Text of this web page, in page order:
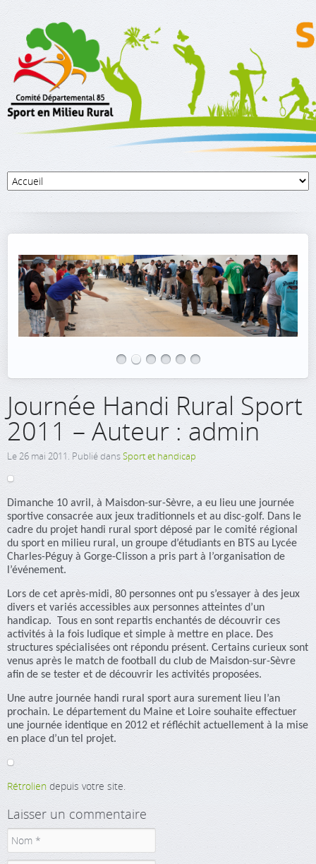
Journée Handi Rural Sport
2011 – Auteur : admin
Le26 mai 2011. Publié dansSport et handicap
Dimanche 10 avril, à Maisdon-sur-Sèvre, a eu lieu une journée
sportive consacrée aux jeux traditionnels et au disc-golf. Dans le
cadre du projet handi rural sport déposé par le comité régional
du sport en milieu rural, un groupe d’étudiants en BTS au Lycée
Charles-Péguy à Gorge-Clisson a pris part à l’organisation de
l’événement.
Lors de cet après-midi, 80 personnes ont pu s’essayer à des jeux
divers et variés accessibles aux personnes atteintes d’un
handicap. Tous en sont repartis enchantés de découvrir ces
activités à la fois ludique et simple à mettre en place. Des
structures spécialisées ont répondu présent. Certains curieux sont
venus après le match de football du club de Maisdon-sur-Sèvre
afin de se tester et de découvrir les activités proposées.
Une autre journée handi rural sport aura surement lieu l’an
prochain. Le département du Maine et Loire souhaite effectuer
une journée identique en 2012 et réfléchit actuellement à la mise
en place d’un tel projet.
Rétrolien depuis votre site.
Laisser un commentaire